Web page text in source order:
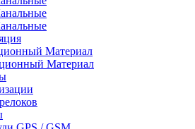
Материал
Материал